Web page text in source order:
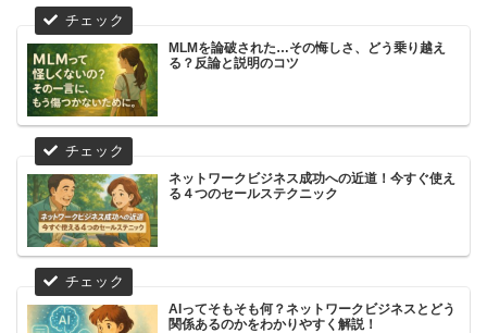
MLMを論破された…その悔しさ、どう乗り越え
る？反論と説明のコツ
ネットワークビジネス成功への近道！今すぐ使え
る４つのセールステクニック
AIってそもそも何？ネットワークビジネスとどう
関係あるのかをわかりやすく解説！